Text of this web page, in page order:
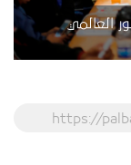
العالمي
https://